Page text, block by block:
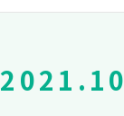
2026.02
2021.10